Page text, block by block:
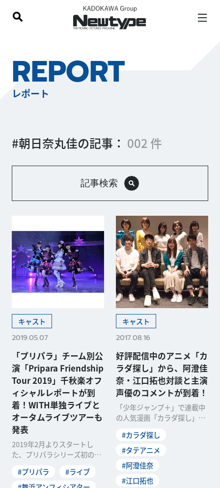
REPORT
レポート
#朝日奈丸佳の記事： 002 件
記事検索
キャスト
2019.05.07
「プリパラ」チーム別公
演「Pripara Friendship
Tour 2019」千秋楽オフ
ィシャルレポートが到
着！WITH単独ライブと
オータムライブツアーも
発表
2019年2月よりスタートし
た、プリパラシリーズ初のチ
hi#プリパラ
#ライブ
キャスト
2017.08.16
好評配信中のアニメ「カ
ラダ探し」から、阿澄佳
奈・江口拓也対談と主演
声優のコメントが到着！
「少年ジャンプ＋」で連載中
の人気漫画「カラダ探し」
村瀬克俊）が縦画面でア
#カラダ探し
#タテアニメ
#阿澄佳奈
#江口拓也